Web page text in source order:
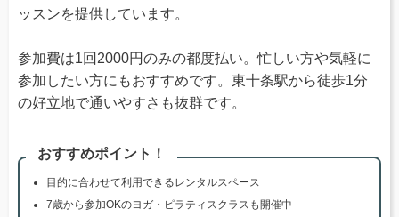
ッスンを提供しています。
参加費は1回2000円のみの都度払い。忙しい方や気軽に
参加したい方にもおすすめです。東十条駅から徒歩1分
の好立地で通いやすさも抜群です。
おすすめポイント！
目的に合わせて利用できるレンタルスペース
7歳から参加OKのヨガ・ピラティスクラスも開催中